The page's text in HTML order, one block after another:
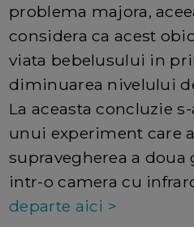
problema majora,
considera ca acest
viata bebelusului in
diminuarea nivelului
La aceasta concluzie
unui experiment care
supravegherea a doua
intr-o camera cu
departe aici >